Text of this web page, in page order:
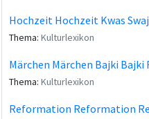
Hochzeit Hochzeit Kwas
Thema: Kulturlexikon
Märchen Märchen Bajki Bajki
Thema: Kulturlexikon
Reformation Reformation